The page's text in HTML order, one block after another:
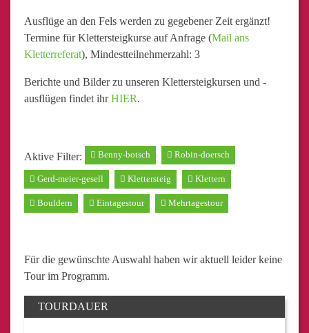
Ausflüge an den Fels werden zu gegebener Zeit ergänzt!
Termine für Klettersteigkurse auf Anfrage (Mail ans
Kletterreferat), Mindestteilnehmerzahl: 3
Berichte und Bilder zu unseren Klettersteigkursen und -
ausflügen findet ihrHIER.
Aktive Filter: Benny-botsch Robin-doersch
Gerd-meier-gesell Klettersteig Klettern
Bouldern Eintagestour Mehrtagestour
Für die gewünschte Auswahl haben wir aktuell leider keine
Tour im Programm.
TOURDAUER